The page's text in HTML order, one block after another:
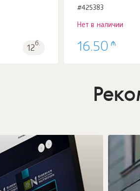
12б.
#425383
Нет в наличии
16.50 ₼